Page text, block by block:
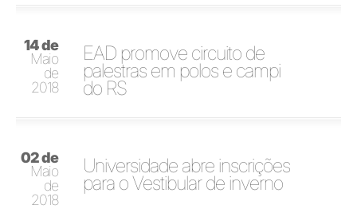
14 de
Maio
de
2018
EAD promove circuito de
palestras em polos e campi
do RS
02 de
Maio
de
2018
Universidade abre inscrições
para o Vestibular de inverno